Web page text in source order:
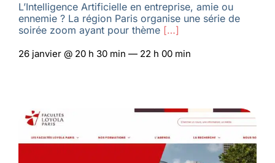
L’Intelligence Artificielle en entreprise, amie ou
ennemie ? La région Paris organise une série de
soirée zoom ayant pour thème[…]
26 janvier @ 20 h 30 min — 22 h 00 min